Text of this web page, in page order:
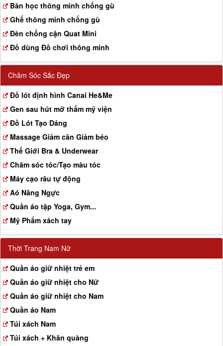
Bàn học thông minh chống gù
Ghế thông minh chống gù
Đèn chống cận Quat Mini
Đồ dùng Đồ chơi thông minh
Chăm Sóc Sắc Đẹp
Đồ lót định hình Canai He&Me
Gen sau hút mỡ thẩm mỹ viện
Đồ Lót Tạo Dáng
Massage Giảm cân Giảm béo
Thế Giới Bra & Underwear
Chăm sóc tóc/Tạo màu tóc
Máy cạo râu tự động
Aó Nâng Ngực
Quần áo tập Yoga, Gym...
Mỹ Phẩm xách tay
Thời Trang Nam Nữ
Quần áo giữ nhiệt trẻ em
Quần áo giữ nhiệt cho Nữ
Quần áo giữ nhiệt cho Nam
Quần áo Nam
Túi xách Nam
Túi xách + Khăn quàng